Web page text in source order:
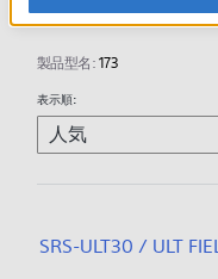
製品型名:173
表示順:
SRS-ULT30 / ULT